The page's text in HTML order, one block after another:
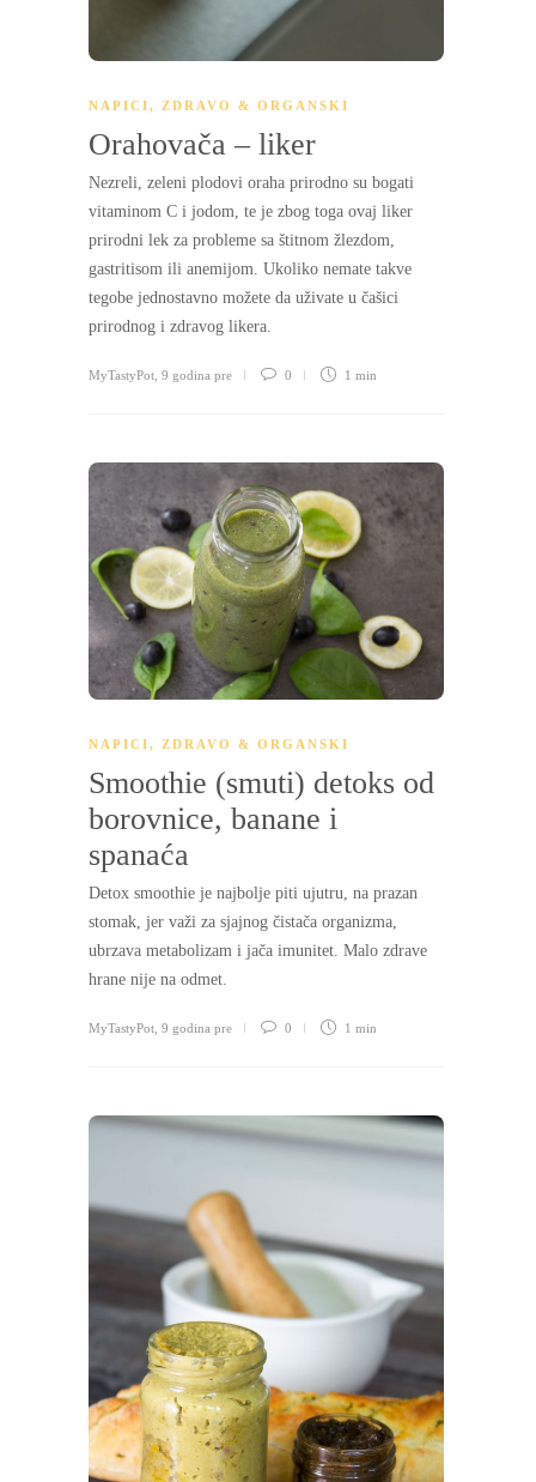
NAPICI, ZDRAVO & ORGANSKI
Orahovača – liker
Nezreli, zeleni plodovi oraha prirodno su bogati
vitaminom C i jodom, te je zbog toga ovaj liker
prirodni lek za probleme sa štitnom žlezdom,
gastritisom ili anemijom. Ukoliko nemate takve
tegobe jednostavno možete da uživate u čašici
prirodnog i zdravog likera.
MyTastyPot 9 godina pre 0 1 min
NAPICI, ZDRAVO & ORGANSKI
Smoothie (smuti) detoks od
borovnice, banane i
spanaća
Detox smoothie je najbolje piti ujutru, na prazan
stomak, jer važi za sjajnog čistača organizma,
ubrzava metabolizam i jača imunitet. Malo zdrave
hrane nije na odmet.
MyTastyPot 9 godina pre 0 1 min